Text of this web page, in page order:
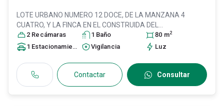
LOTE URBANO NUMERO 12 DOCE, DE LA MANZANA 4
CUATRO, Y LA FINCA EN EL CONSTRUIDA DEL
FRACCIONAMIENTO , Col. Nuevo México,
Zapopan
México, C.P. 45138 , ID:30868093
2 Recámaras 1 Baño 80 m2
1 Estacionamiento Vigilancia Luz
Contactar Consultar